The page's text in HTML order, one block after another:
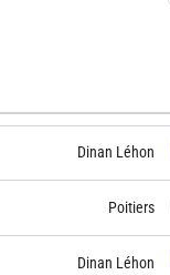
Dinan Léhon
Poitiers
Dinan Léhon